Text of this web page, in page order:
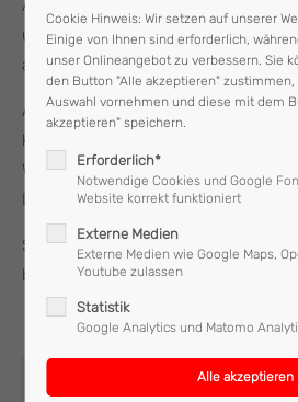
Der Eintrag "offcanvas-col4"
Am frühen Freitagmorgen wurde die
um 04:44 Uhr von der Polizei zu
alarmiert.
Aufgrund eines technischen Defekts
kam es vor einem Wohnhaus zu
Wasseraustritt.
Der Bauhof wurde verständigt.
Somit konnte der Einsatz seitens der
beendet werden.
Cookie Hinweis: Wir setzen auf unserer
Einige von Ihnen sind erforderlich,
unser Onlineangebot zu verbessern. Sie
den Button "Alle akzeptieren"
Auswahl vornehmen und diese mit dem
akzeptieren" speichern.
Erforderlich*
Notwendige Cookies und Google
Website korrekt funktioniert
Externe Medien
Externe Medien wie Google Maps,
Youtube zulassen
Statistik
Google Analytics und Matomo